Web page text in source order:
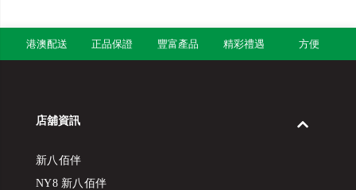
港澳配送 正品保證 豐富產品 精彩禮遇 方便
店舖資訊
新八佰伴
NY8 新八佰伴